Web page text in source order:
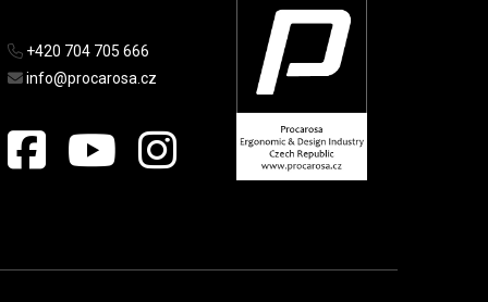
+420 704 705 666
info@procarosa.cz